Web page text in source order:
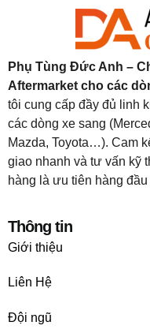
Phụ Tùng Đức Anh –
Aftermarket cho các
tôi cung cấp đầy đủ linh
các dòng xe sang
Mazda, Toyota…). Cam
giao nhanh và tư vấn kỹ
hàng là ưu tiên hàng
Thông tin
Giới thiệu
Liên Hệ
Đội ngũ